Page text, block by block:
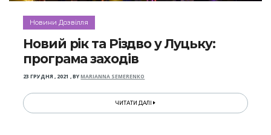
Новини Дозвілля
Новий рік та Різдво у Луцьку:
програма заходів
23 ГРУДНЯ , 2021 ,BYMARIANNA SEMERENKO
ЧИТАТИ ДАЛІ